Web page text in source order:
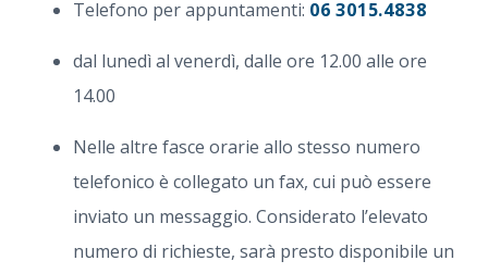
Telefono per appuntamenti: 06 3015.4838
dal lunedì al venerdì, dalle ore 12.00 alle ore
14.00
Nelle altre fasce orarie allo stesso numero
telefonico è collegato un fax, cui può essere
inviato un messaggio. Considerato l’elevato
numero di richieste, sarà presto disponibile un